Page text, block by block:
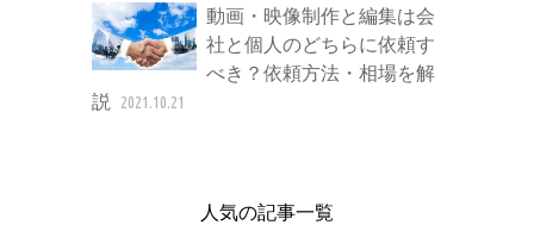
動画・映像制作と編集は会
社と個人のどちらに依頼す
べき？依頼方法・相場を解
説
2021.10.21
人気の記事一覧